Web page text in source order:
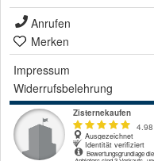
Anrufen
Merken
Impressum
Widerrufsbelehrung